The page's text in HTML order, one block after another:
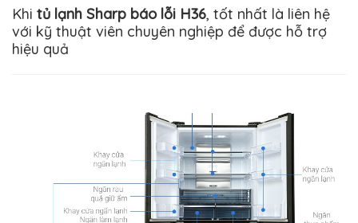
Khi tủ lạnh Sharp báo lỗi H36, tốt nhất là liên hệ
với kỹ thuật viên chuyên nghiệp để được hỗ trợ
hiệu quả